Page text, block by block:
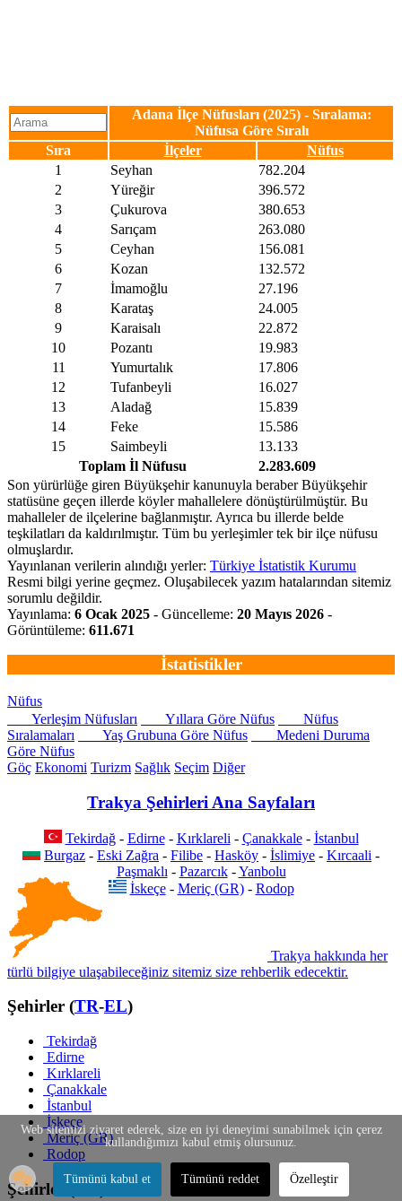
Adana İlçe Nüfusları (2025) - Sıralama:
Nüfusa Göre Sıralı
Sıra
İlçeler
Nüfus
1
Seyhan
782.204
2
Yüreğir
396.572
3
Çukurova
380.653
4
Sarıçam
263.080
5
Ceyhan
156.081
6
Kozan
132.572
7
İmamoğlu
27.196
8
Karataş
24.005
9
Karaisalı
22.872
10
Pozantı
19.983
11
Yumurtalık
17.806
12
Tufanbeyli
16.027
13
Aladağ
15.839
14
Feke
15.586
15
Saimbeyli
13.133
Toplam İl Nüfusu
2.283.609
Son yürürlüğe giren Büyükşehir kanunuyla beraber Büyükşehir
statüsüne geçen illerde köyler mahallelere dönüştürülmüştür. Bu
mahalleler de ilçelerine bağlanmıştır. Ayrıca bu illerde belde
teşkilatları da kaldırılmıştır. Tüm bu yerleşimler tek bir ilçe nüfusu
olmuşlardır.
Yayınlanan verilerin alındığı yerler: Türkiye İstatistik Kurumu
Resmi bilgi yerine geçmez. Oluşabilecek yazım hatalarından sitemiz
sorumlu değildir.
Yayınlama: 6 Ocak 2025 - Güncelleme: 20 Mayıs 2026 -
Görüntüleme: 611.671
İstatistikler
Nüfus
Yerleşim Nüfusları
Yıllara Göre Nüfus
Nüfus
Sıralamaları
Yaş Grubuna Göre Nüfus
Medeni Duruma
Göre Nüfus
Göç Ekonomi Turizm Sağlık Seçim Diğer
Trakya Şehirleri Ana Sayfaları
Tekirdağ- Edirne- Kırklareli - Çanakkale- İstanbul
Burgaz - Eski Zağra - Filibe - Hasköy - İslimiye - Kırcaali -
Paşmaklı - Pazarcık-Yanbolu
İskeçe- Meriç (GR)- Rodop
Trakya hakkında her
türlü bilgiye ulaşabileceğiniz sitemiz size rehberlik edecektir.
Şehirler (TR-EL)
Tekirdağ
Edirne
Kırklareli
Çanakkale
İstanbul
İskeçe
Meriç (GR)
Rodop
Şehirler (BG)
Web sitemizi ziyaret ederek, size en iyi deneyimi sunabilmek için çerez
kullandığımızı kabul etmiş olursunuz.
Tümünü kabul et Tümünü reddet Özelleştir